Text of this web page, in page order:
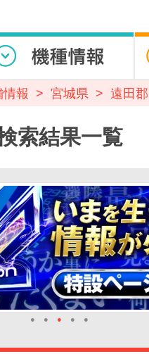
情報 宮城県 遠田郡
索結果一覧
● ● ● ● ●